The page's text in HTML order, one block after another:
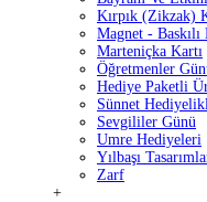
Kırpık (Zikzak)
Magnet - Baskılı
Marteniçka Kartı
Öğretmenler
Hediye Paketli
Sünnet
Sevgililer Günü
Umre Hediyeleri
Yılbaşı
Zarf
+